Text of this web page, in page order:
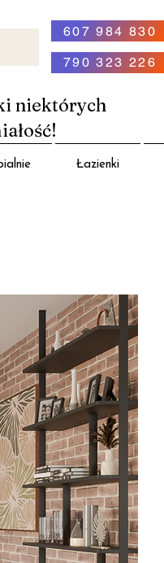
607 984 830
790 323 226
niektórych
Łazienki